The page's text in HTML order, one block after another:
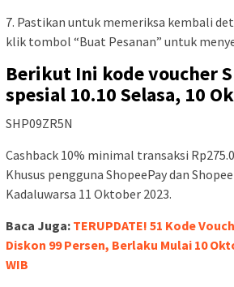
7. Pastikan untuk memeriksa kembali
klik tombol “Buat Pesanan” untuk
Berikut Ini kode voucher
spesial 10.10 Selasa, 10
SHP09ZR5N
Cashback 10% minimal transaksi
Khusus pengguna ShopeePay dan
Kadaluwarsa 11 Oktober 2023.
Baca Juga: TERUPDATE! 51 Kode
Diskon 99 Persen, Berlaku Mulai 10
WIB